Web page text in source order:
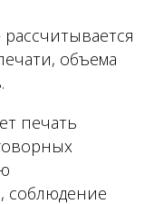
объема
печать
соблюдение